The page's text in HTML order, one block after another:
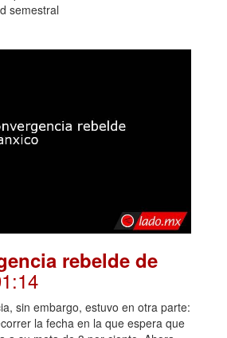
semestral
rebelde de
sin embargo, estuvo en otra parte:
la fecha en la que espera que